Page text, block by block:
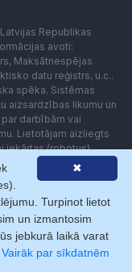
Republikas
avoti:
Maksātnespējas
datu reģistrs, u.c..
spēka. Sistēmas
aizsardzības likumu un
darbībām vai
Lietotājam aizliegts
iekārtas (robotus)
ar Firmas.lv. Galvenā
ar
✖
Turpinot lietot
un izmantosim
jebkurā laikā varat
Vairāk par sīkdatnēm